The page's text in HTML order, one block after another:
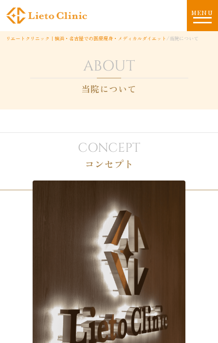
MENU
リエートクリニック｜横浜・名古屋での医療痩身・メディカルダイエット /当院について
ABOUT
当院について
CONCEPT
コンセプト